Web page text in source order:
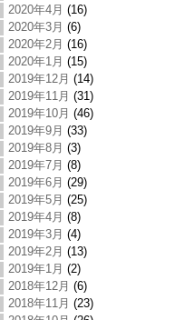
2020年4月 (16)
2020年3月 (6)
2020年2月 (16)
2020年1月 (15)
2019年12月 (14)
2019年11月 (31)
2019年10月 (46)
2019年9月 (33)
2019年8月 (3)
2019年7月 (8)
2019年6月 (29)
2019年5月 (25)
2019年4月 (8)
2019年3月 (4)
2019年2月 (13)
2019年1月 (2)
2018年12月 (6)
2018年11月 (23)